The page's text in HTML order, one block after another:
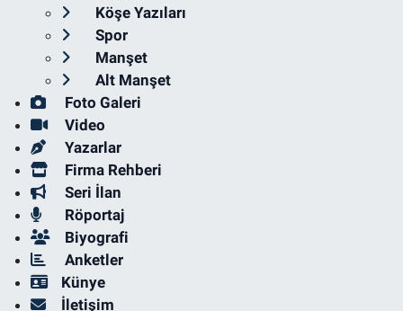
Köşe Yazıları
Spor
Manşet
Alt Manşet
Foto Galeri
Video
Yazarlar
Firma Rehberi
Seri İlan
Röportaj
Biyografi
Anketler
Künye
İletişim